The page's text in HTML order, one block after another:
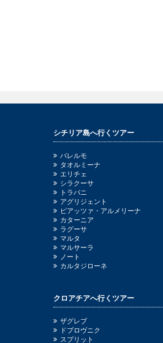
シチリア島へ行くツアー
パレルモ
タオルミーナ
エリチェ
シラクーサ
トラパニ
アグリジェント
ピアッツァ・アルメリーナ
カターニア
ラグーサ
マルタ
マルサーラ
ノート
カルタジローネ
クロアチアへ行くツアー
ザグレブ
ドブロヴニク
スプリット